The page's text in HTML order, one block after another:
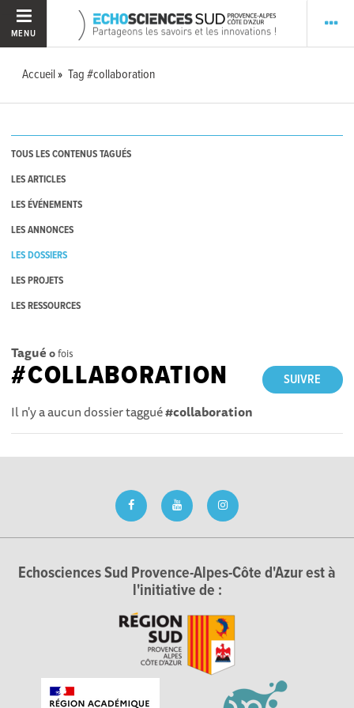
MENU
Accueil Tag #collaboration
TOUS LES CONTENUS TAGUÉS
LES ARTICLES
LES ÉVÉNEMENTS
LES ANNONCES
LES DOSSIERS
LES PROJETS
LES RESSOURCES
Tagué 0fois
SUIVRE
#COLLABORATION
Il n'y a aucun dossier taggué#collaboration
Echosciences Sud Provence-Alpes-Côte d'Azur est à
l'initiative de :